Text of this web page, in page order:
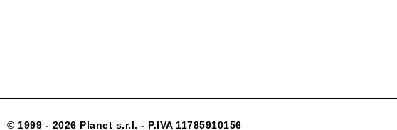
© 1999 - 2026 Planet s.r.l. - P.IVA 11785910156